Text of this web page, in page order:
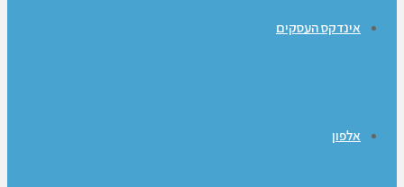
אינדקס העסקים
אלפון